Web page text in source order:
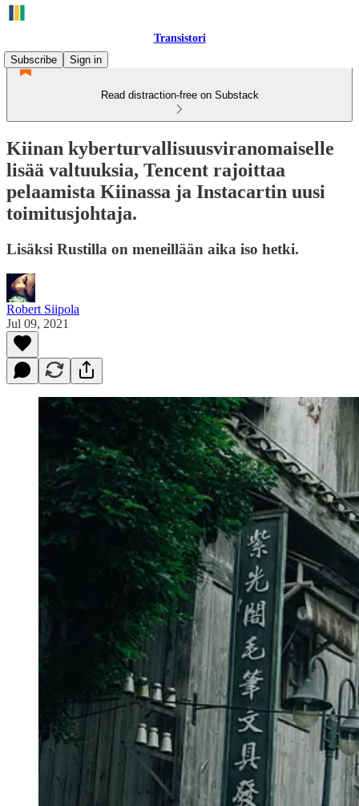
Transistori
Subscribe
Sign in
Read distraction-free on Substack
Kiinan kyberturvallisuusviranomaiselle
lisää valtuuksia, Tencent rajoittaa
pelaamista Kiinassa ja Instacartin uusi
toimitusjohtaja.
Lisäksi Rustilla on meneillään aika iso hetki.
Robert Siipola
Jul 09, 2021